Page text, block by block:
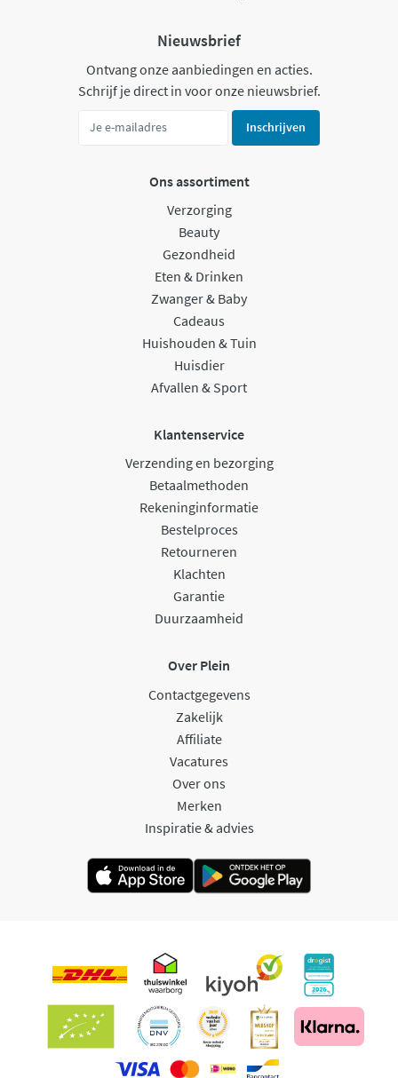
Nieuwsbrief
Ontvang onze aanbiedingen en acties.
Schrijf je direct in voor onze nieuwsbrief.
Inschrijven
Ons assortiment
Verzorging
Beauty
Gezondheid
Eten & Drinken
Zwanger & Baby
Cadeaus
Huishouden & Tuin
Huisdier
Afvallen & Sport
Klantenservice
Verzending en bezorging
Betaalmethoden
Rekeninginformatie
Bestelproces
Retourneren
Klachten
Garantie
Duurzaamheid
Over Plein
Contactgegevens
Zakelijk
Affiliate
Vacatures
Over ons
Merken
Inspiratie & advies